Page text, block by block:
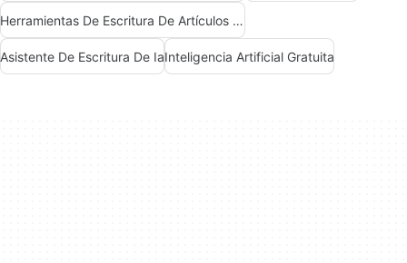
Herramientas De Escritura De Artículos De Ia
Asistente De Escritura De IaInteligencia Artificial Gratuita